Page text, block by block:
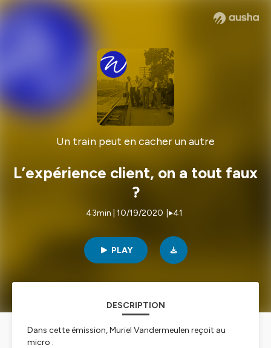
Un train peut en cacher un autre
L’expérience client, on a tout faux
?
43min | 10/19/2020 41
PLAY
DESCRIPTION
Dans cette émission, Muriel Vandermeulen reçoit au
micro :